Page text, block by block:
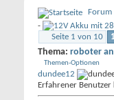
Forum
-
Seite 1 von 10
1
Thema: roboter
Themen-Optionen
dundee12
Erfahrener Benutzer